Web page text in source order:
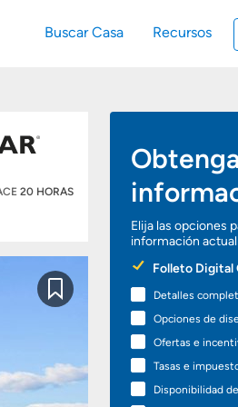
Buscar Casa Recursos
20 HORAS
Elija las opciones
información
Preferred
Options
Folleto Digital
Detalles
Opciones de
Ofertas e
Tasas e
Disponibilidad
Guardar